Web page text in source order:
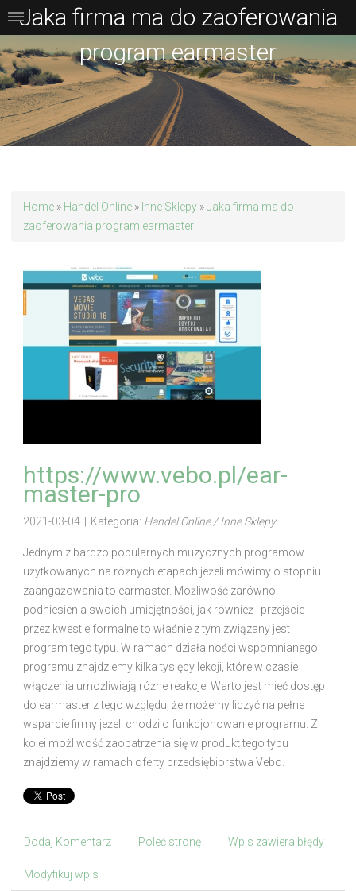
Home » Handel Online » Inne Sklepy »Jaka firma ma do
zaoferowania program earmaster
https://www.vebo.pl/ear-
master-pro
2021-03-04 Kategoria: Handel Online / Inne Sklepy
Jednym z bardzo popularnych muzycznych programów
użytkowanych na różnych etapach jeżeli mówimy o stopniu
zaangażowania to earmaster. Możliwość zarówno
podniesienia swoich umiejętności, jak również i przejście
przez kwestie formalne to właśnie z tym związany jest
program tego typu. W ramach działalności wspomnianego
programu znajdziemy kilka tysięcy lekcji, które w czasie
włączenia umożliwiają różne reakcje. Warto jest mieć dostęp
do earmaster z tego względu, że możemy liczyć na pełne
wsparcie firmy jeżeli chodzi o funkcjonowanie programu. Z
kolei możliwość zaopatrzenia się w produkt tego typu
znajdziemy w ramach oferty przedsiębiorstwa Vebo.
Dodaj Komentarz Poleć stronę Wpis zawiera błędy
Modyfikuj wpis
Jaka firma ma do zaoferowania
program earmaster